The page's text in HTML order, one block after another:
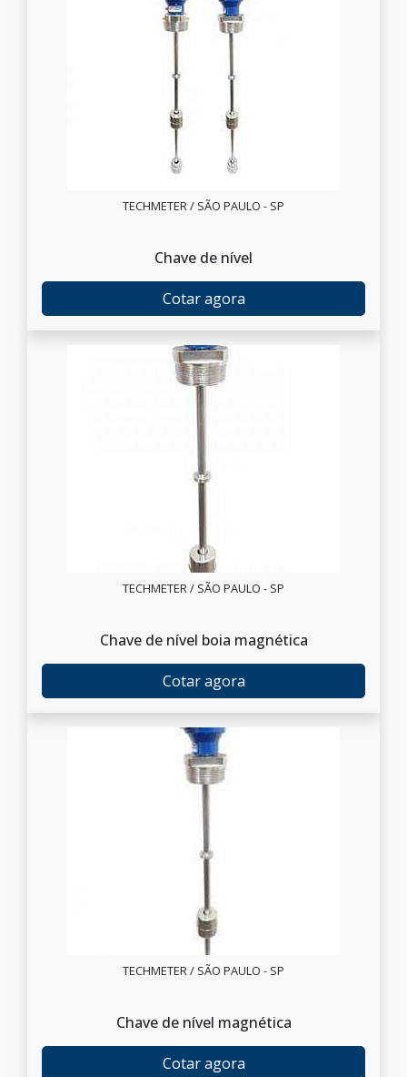
TECHMETER / SÃO PAULO - SP
Chave de nível
Cotar agora
TECHMETER / SÃO PAULO - SP
Chave de nível boia magnética
Cotar agora
TECHMETER / SÃO PAULO - SP
Chave de nível magnética
Cotar agora